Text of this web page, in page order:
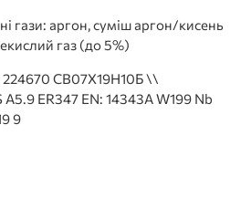
гази: аргон, суміш аргон/кисень
газ (до 5%)
224670 СВ07Х19Н10Б \\
ER347 EN: 14343A W199 Nb
9